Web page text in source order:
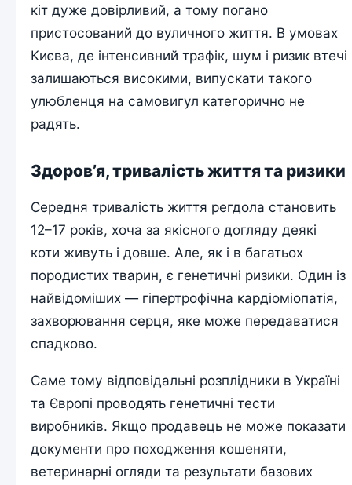
кіт дуже довірливий, а тому погано
пристосований до вуличного життя. В умовах
Києва, де інтенсивний трафік, шум і ризик втечі
залишаються високими, випускати такого
улюбленця на самовигул категорично не
радять.
Здоров’я, тривалість життя та ризики
Середня тривалість життя регдола становить
12–17 років, хоча за якісного догляду деякі
коти живуть і довше. Але, як і в багатьох
породистих тварин, є генетичні ризики. Один із
найвідоміших — гіпертрофічна кардіоміопатія,
захворювання серця, яке може передаватися
спадково.
Саме тому відповідальні розплідники в Україні
та Європі проводять генетичні тести
виробників. Якщо продавець не може показати
документи про походження кошеняти,
ветеринарні огляди та результати базових